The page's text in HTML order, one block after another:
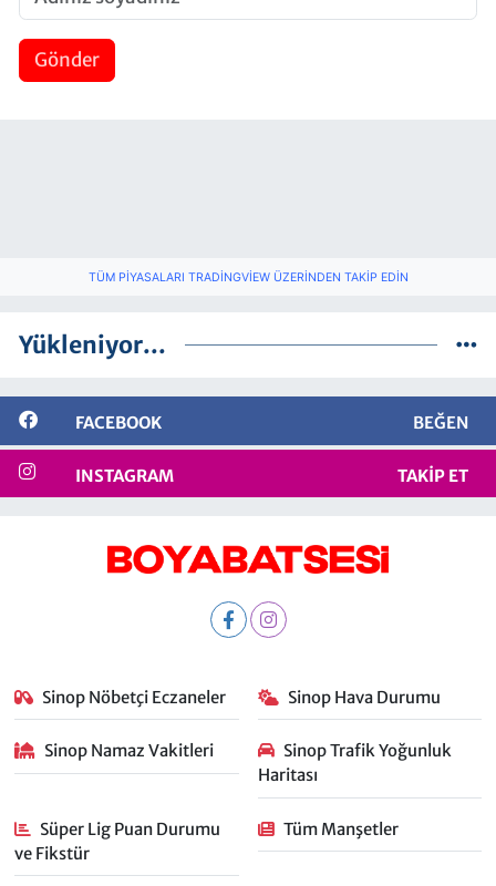
Gönder
TÜM PIYASALARI TRADINGVIEW ÜZERINDEN TAKIP EDIN
Yükleniyor...
FACEBOOK BEĞEN
INSTAGRAM TAKIP ET
Sinop Nöbetçi Eczaneler Sinop Hava Durumu
Sinop Namaz Vakitleri
Sinop Trafik Yoğunluk
Haritası
Süper Lig Puan Durumu
ve Fikstür
Tüm Manşetler